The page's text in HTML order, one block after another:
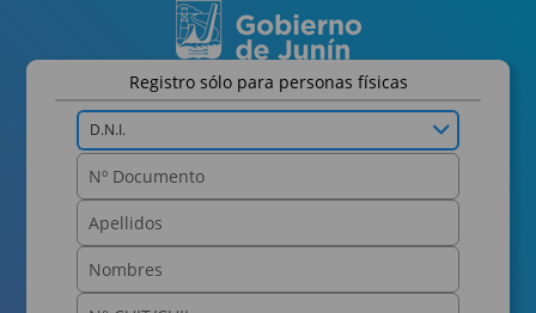
Registro sólo para personas físicas
D.N.I.